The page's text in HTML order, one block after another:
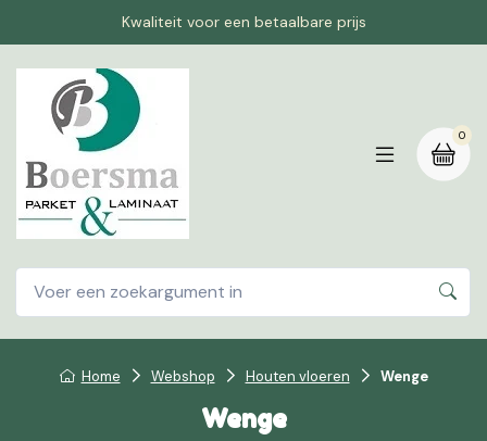
Kwaliteit voor een betaalbare prijs
0
Home Webshop Houten vloeren Wenge
Wenge